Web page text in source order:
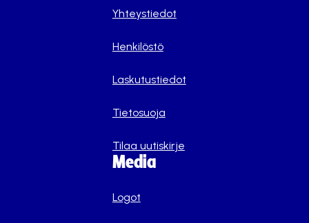
Yhteystiedot
Henkilöstö
Laskutustiedot
Tietosuoja
Tilaa uutiskirje
Media
Logot